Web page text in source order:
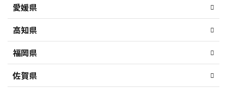
愛媛県
高知県
福岡県
佐賀県